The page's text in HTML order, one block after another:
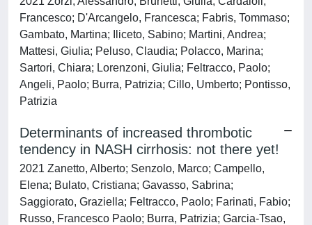
Francesco; D'Arcangelo, Francesca; Fabris, Tommaso;
Gambato, Martina; Iliceto, Sabino; Martini, Andrea;
Mattesi, Giulia; Peluso, Claudia; Polacco, Marina;
Sartori, Chiara; Lorenzoni, Giulia; Feltracco, Paolo;
Angeli, Paolo; Burra, Patrizia; Cillo, Umberto; Pontisso,
Patrizia
Determinants of increased thrombotic
tendency in NASH cirrhosis: not there yet!
2021 Zanetto, Alberto; Senzolo, Marco; Campello,
Elena; Bulato, Cristiana; Gavasso, Sabrina;
Saggiorato, Graziella; Feltracco, Paolo; Farinati, Fabio;
Russo, Francesco Paolo; Burra, Patrizia; Garcia-Tsao,